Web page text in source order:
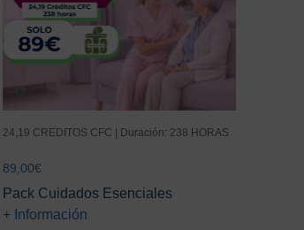
24,19 CREDITOS CFC | Duración: 238 HORAS
89,00€
Pack Cuidados Esenciales
+ Información